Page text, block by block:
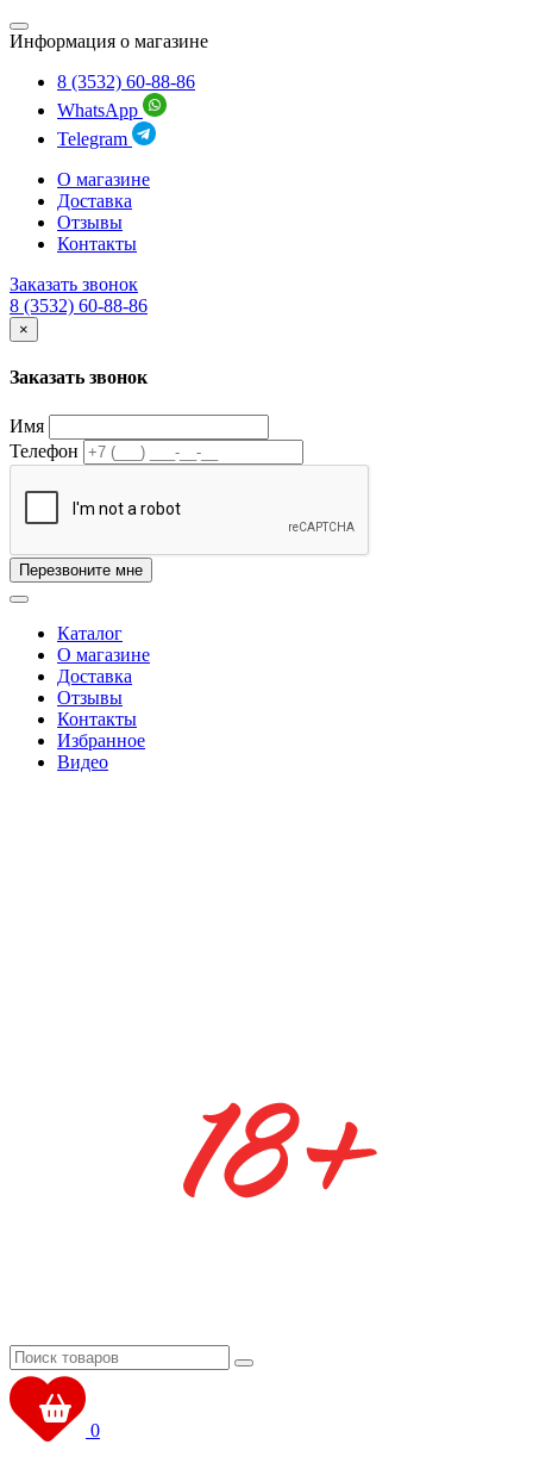
Информация о магазине
8 (3532) 60-88-86
WhatsApp
Telegram
О магазине
Доставка
Отзывы
Контакты
Заказать звонок
8 (3532) 60-88-86
×
Заказать звонок
Имя
Телефон
Перезвоните мне
Каталог
О магазине
Доставка
Отзывы
Контакты
Избранное
Видео
0